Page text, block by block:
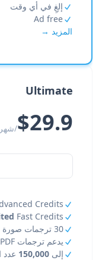
إلغِ في أي وقت
Ad free
المزيد →
Ultimate
$29.9
/
Credits
Fast Credits
30 ترجمات صورة إلى صورة/اليوم
يدعم ترجمات PDF الممسوحة ضوئيا
إلى 150,000 عدد